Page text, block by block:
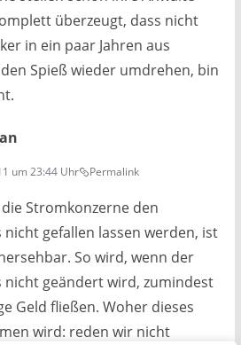
überzeugt, dass nicht
in ein paar Jahren aus
Spieß wieder umdrehen, bin
um 23:44 Uhr Permalink
Stromkonzerne den
nicht gefallen lassen werden, ist
So wird, wenn der
nicht geändert wird, zumindest
Geld fließen. Woher dieses
wird: reden wir nicht